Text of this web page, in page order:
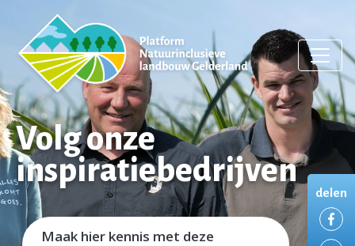
Volg onze
inspiratiebedrijven
Maak hier kennis met deze
delen